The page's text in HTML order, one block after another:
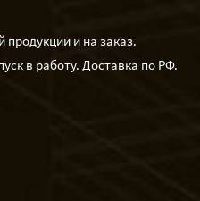
и на заказ.
в работу. Доставка по РФ.